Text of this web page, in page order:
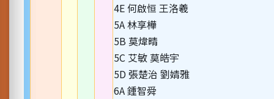
4E 何啟恒 王洛羲
5A 林享樺
5B 莫煒晴
5C 艾敏 莫皓宇
5D 張楚治 劉婧雅
6A 鍾智舜